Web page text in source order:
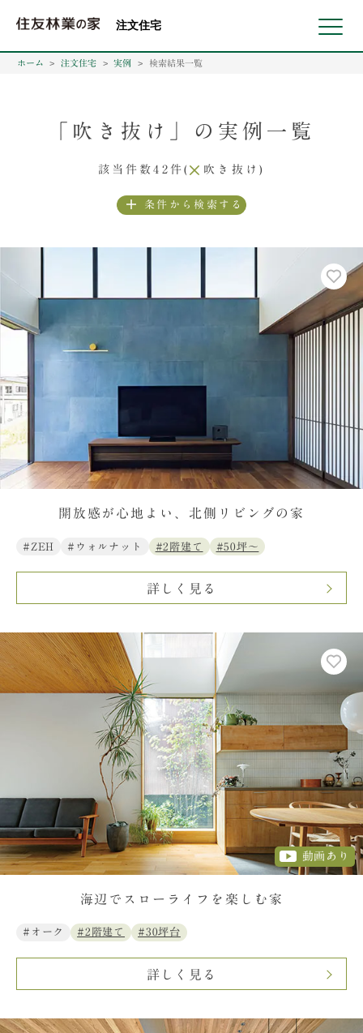
注文住宅
ホーム 注文住宅 実例 検索結果一覧
「吹き抜け」の実例一覧
該当件数42件( 吹き抜け)
条件から検索する
開放感が心地よい、北側リビングの家
#ZEH #ウォルナット #2階建て #50坪〜
詳しく見る
動画あり
海辺でスローライフを楽しむ家
#オーク #2階建て #30坪台
詳しく見る